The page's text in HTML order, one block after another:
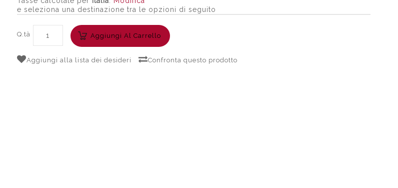
e seleziona una destinazione tra le opzioni di seguito
Q.tà Aggiungi Al Carrello
Aggiungi alla lista dei desideri Confronta questo prodotto